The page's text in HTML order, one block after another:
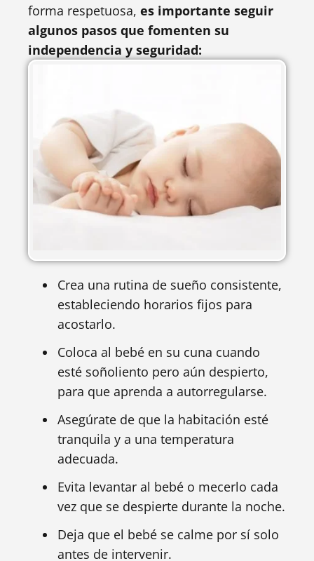
forma respetuosa, es importante seguir
algunos pasos que fomenten su
independencia y seguridad:
Crea una rutina de sueño consistente,
estableciendo horarios fijos para
acostarlo.
Coloca al bebé en su cuna cuando
esté soñoliento pero aún despierto,
para que aprenda a autorregularse.
Asegúrate de que la habitación esté
tranquila y a una temperatura
adecuada.
Evita levantar al bebé o mecerlo cada
vez que se despierte durante la noche.
Deja que el bebé se calme por sí solo
antes de intervenir.